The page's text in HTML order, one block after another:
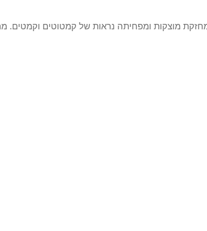
מוצקות ומפחיתה נראות של קמטוטים